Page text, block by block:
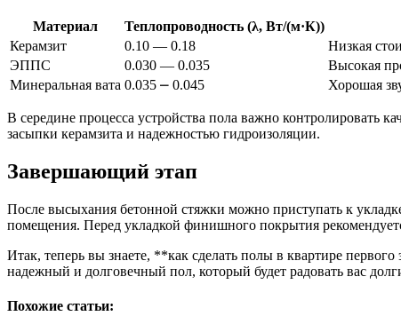
Материал Теплопроводность (λ, Вт/(м·К))
Керамзит
0.10 — 0.18 Низкая
ЭППС
0.030 — 0.035 Высокая
Минеральная вата 0.035 ⎼ 0.045 Хорошая
В середине процесса устройства пола важно контролировать
засыпки керамзита и надежностью гидроизоляции.
Завершающий этап
После высыхания бетонной стяжки можно приступать к
помещения. Перед укладкой финишного покрытия
Итак, теперь вы знаете, **как сделать полы в квартире
надежный и долговечный пол, который будет радовать вас
Похожие статьи: